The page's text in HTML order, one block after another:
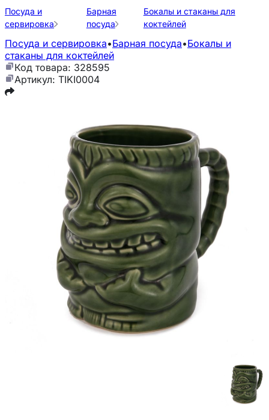
Посуда и
сервировка
Барная
посуда
Бокалы и стаканы для
коктейлей
Посуда и сервировка•Барная посуда•Бокалы и
стаканы для коктейлей
Код товара: 328595
Артикул: TIKI0004